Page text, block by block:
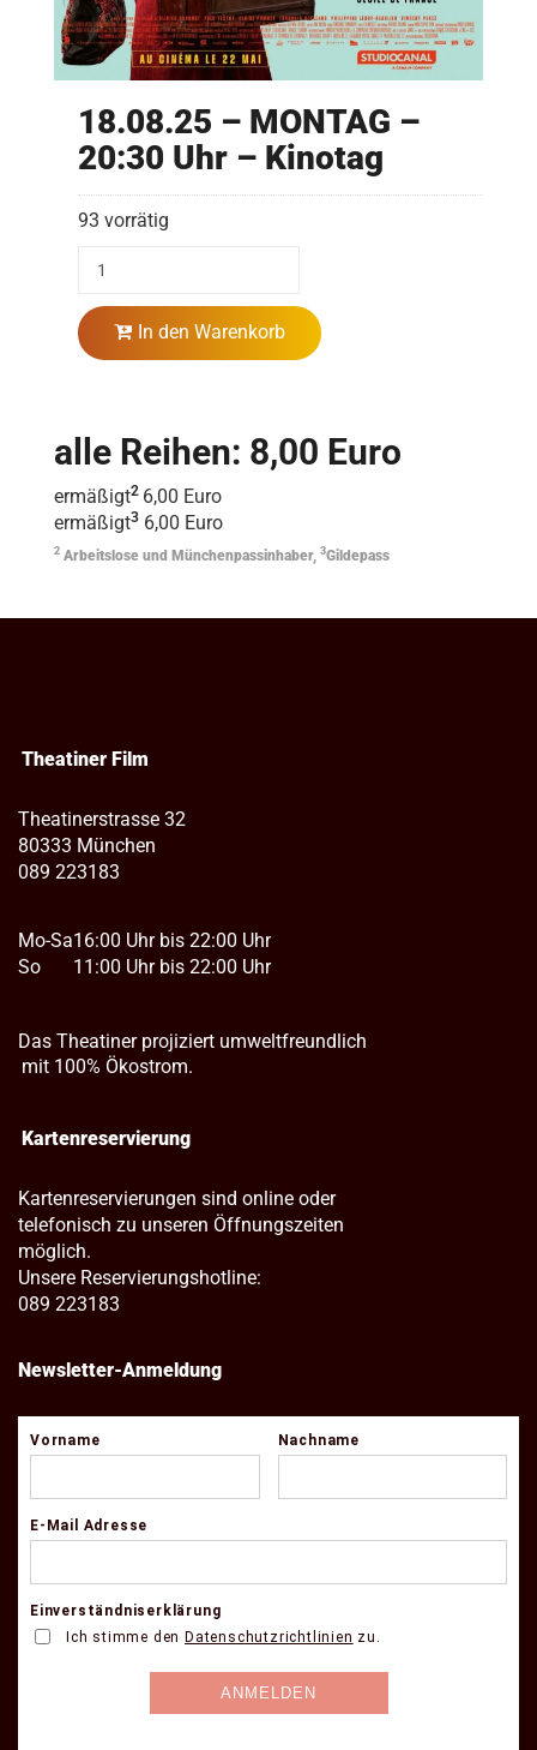
18.08.25 – MONTAG –
20:30 Uhr – Kinotag
93 vorrätig
In den Warenkorb
alle Reihen: 8,00 Euro
ermäßigt2 6,00 Euro
ermäßigt3 6,00 Euro
2 Arbeitslose und Münchenpassinhaber, 3Gildepass
Theatiner Film
Theatinerstrasse 32
80333 München
089 223183
Mo-Sa
So
16:00 Uhr bis 22:00 Uhr
11:00 Uhr bis 22:00 Uhr
Das Theatiner projiziert umweltfreundlich
mit 100% Ökostrom.
Kartenreservierung
Kartenreservierungen sind online oder
telefonisch zu unseren Öffnungszeiten
möglich.
Unsere Reservierungshotline:
089 223183
Newsletter-Anmeldung